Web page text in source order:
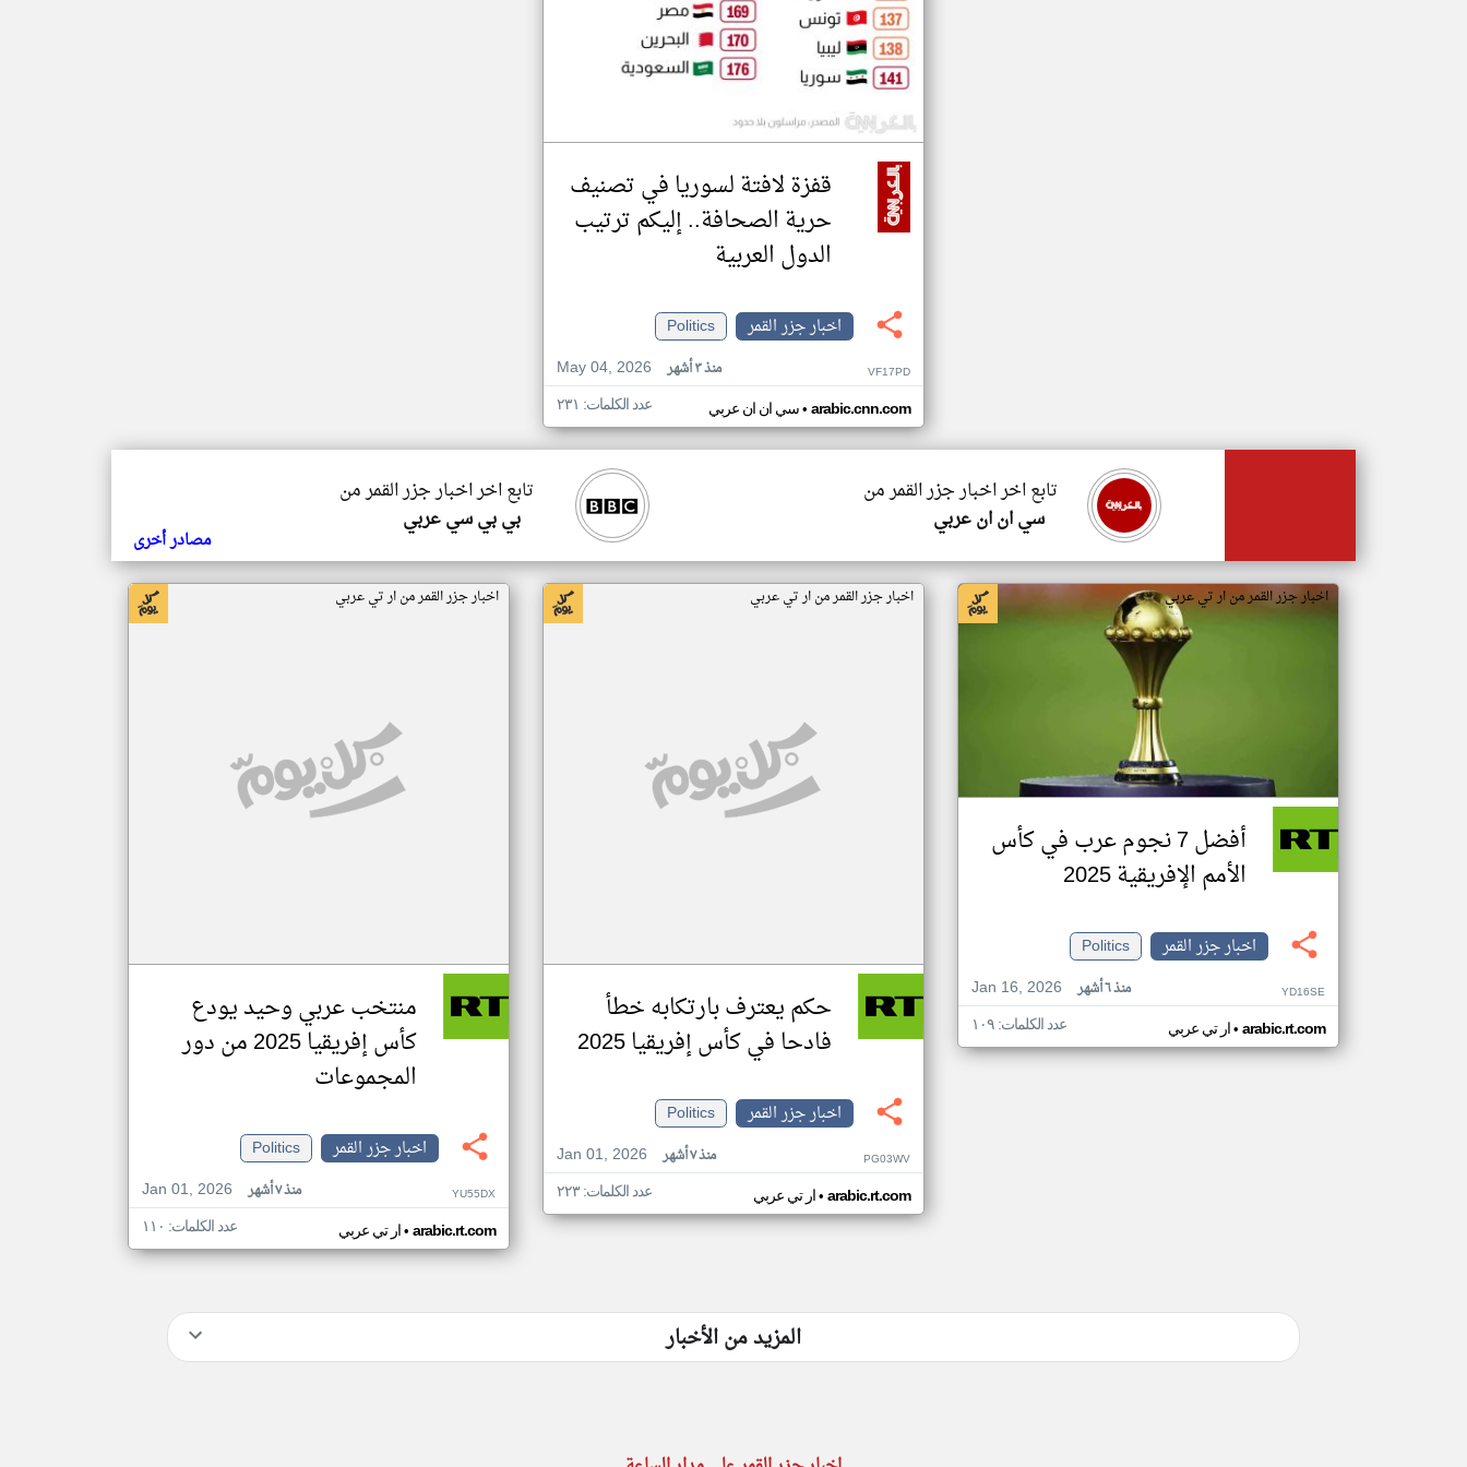
قفزة لافتة لسوريا في تصنيف
حرية الصحافة.. إليكم ترتيب
الدول العربية
اخبار جزر القمر
Politics
May 04, 2026
منذ ٣ أشهر VF17PD
سي ان ان عربي• arabic.cnn.com عدد الكلمات: ٢٣١
تابع اخر اخبار جزر القمر من
بي بي سي عربي
تابع اخر اخبار جزر القمر من
سي ان ان عربي
مصادر أخرى
اخبار جزر القمر من ار تي عربي
أفضل 7 نجوم عرب في كأس
الأمم الإفريقية 2025
اخبار جزر القمر
Politics
Jan 16, 2026
منذ ٦ أشهر YD16SE
ار تي عربي• arabic.rt.com عدد الكلمات: ١٠٩
اخبار جزر القمر من ار تي عربي
حكم يعترف بارتكابه خطأ
فادحا في كأس إفريقيا 2025
اخبار جزر القمر
Politics
Jan 01, 2026
منذ ٧ أشهر PG03WV
ار تي عربي• arabic.rt.com عدد الكلمات: ٢٢٣
اخبار جزر القمر من ار تي عربي
منتخب عربي وحيد يودع
كأس إفريقيا 2025 من دور
المجموعات
اخبار جزر القمر
Politics
Jan 01, 2026
منذ ٧ أشهر YU55DX
ار تي عربي• arabic.rt.com عدد الكلمات: ١١٠
المزيد من الأخبار